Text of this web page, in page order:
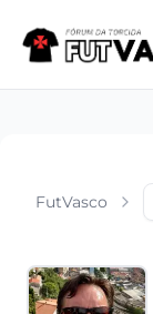
FutVasco